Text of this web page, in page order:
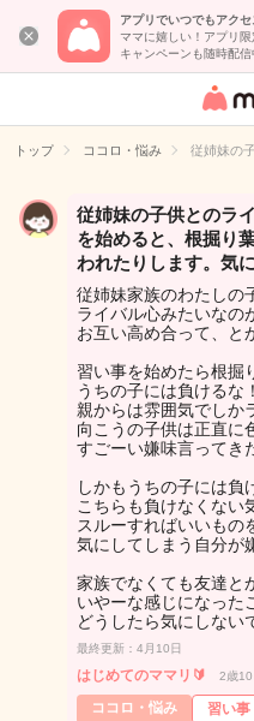
アプリでいつでもアクセ
ママに嬉しい！アプリ限
キャンペーンも随時配信
女性
イト
トップ ココロ・悩み 従姉妹の
従姉妹の子供とのラ
を始めると、根掘り
われたりします。気
従姉妹家族のわたしの
ライバル心みたいなの
お互い高め合って、と
習い事を始めたら根掘
うちの子には負けるな
親からは雰囲気でしか
向こうの子供は正直に
すごーい嫌味言ってき
しかもうちの子には負
こちらも負けなくない
スルーすればいいもの
気にしてしまう自分が
家族でなくても友達と
いやーな感じになった
どうしたら気にしない
最終更新：4月10日
はじめてのママリ🔰 2歳
ココロ・悩み 習い事